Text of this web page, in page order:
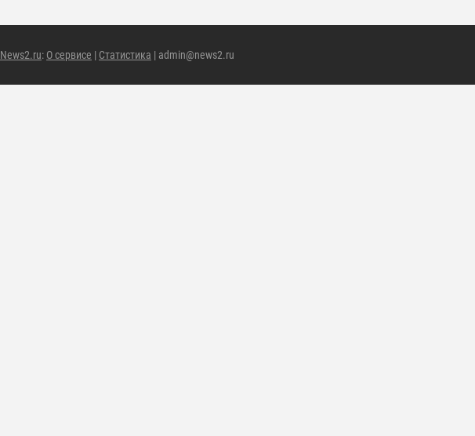
News2.ru: О сервисе | Статистика | admin@news2.ru